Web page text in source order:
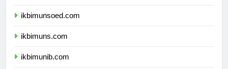
ikbimunsoed.com
ikbimuns.com
ikbimunib.com